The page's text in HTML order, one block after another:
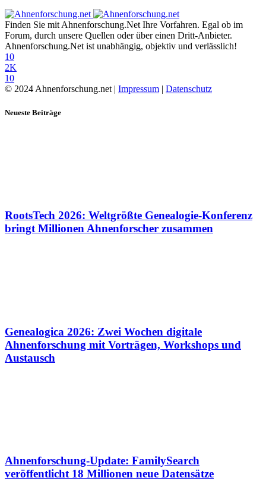
Finden Sie mit Ahnenforschung.Net Ihre Vorfahren. Egal ob im
Forum, durch unsere Quellen oder über einen Dritt-Anbieter.
Ahnenforschung.Net ist unabhängig, objektiv und verlässlich!
10
2K
10
© 2024 Ahnenforschung.net | Impressum | Datenschutz
Neueste Beiträge
RootsTech 2026: Weltgrößte Genealogie-Konferenz
bringt Millionen Ahnenforscher zusammen
Genealogica 2026: Zwei Wochen digitale
Ahnenforschung mit Vorträgen, Workshops und
Austausch
Ahnenforschung-Update: FamilySearch
veröffentlicht 18 Millionen neue Datensätze